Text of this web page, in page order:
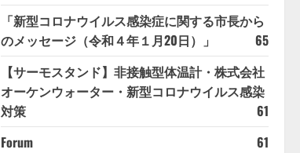
「新型コロナウイルス感染症に関する市長から
のメッセージ（令和４年１月20日）」
65
【サーモスタンド】非接触型体温計・株式会社
オーケンウォーター・新型コロナウイルス感染
対策
61
Forum
61